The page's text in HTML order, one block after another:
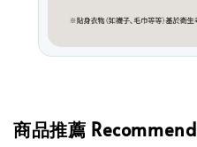
商品推薦 Recommend